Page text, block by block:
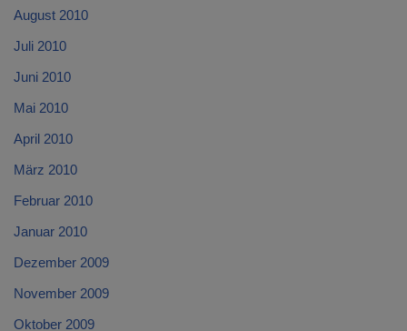
August 2010
Juli 2010
Juni 2010
Mai 2010
April 2010
März 2010
Februar 2010
Januar 2010
Dezember 2009
November 2009
Oktober 2009